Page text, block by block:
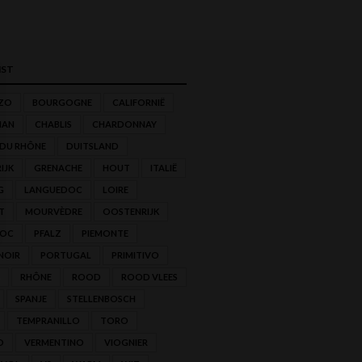
BOURGOGNE CALIFORNIË
CHABLIS CHARDONNAY
RHÔNE DUITSLAND
GRENACHE HOUT ITALIË
LANGUEDOC LOIRE
MOURVÈDRE OOSTENRIJK
PFALZ PIEMONTE
PORTUGAL PRIMITIVO
RHÔNE ROOD ROOD VLEES
SPANJE STELLENBOSCH
TEMPRANILLO TORO
VERMENTINO VIOGNIER